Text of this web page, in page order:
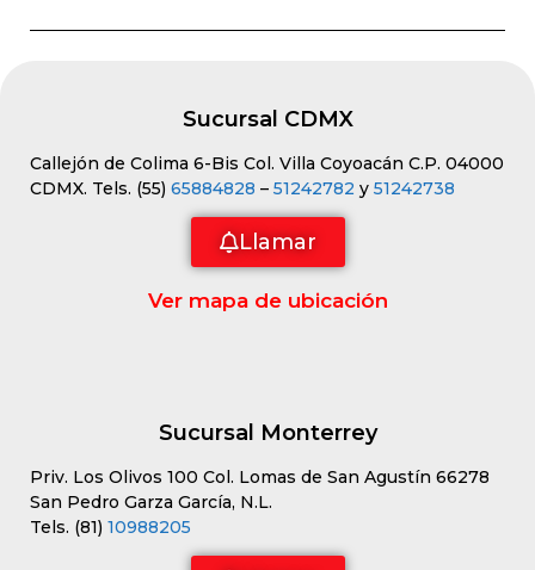
Sucursal CDMX
Callejón de Colima 6-Bis Col. Villa Coyoacán C.P. 04000
CDMX. Tels. (55) 65884828 – 51242782 y 51242738
Llamar
Ver mapa de ubicación
Sucursal Monterrey
Priv. Los Olivos 100 Col. Lomas de San Agustín 66278
San Pedro Garza García, N.L.
Tels. (81) 10988205